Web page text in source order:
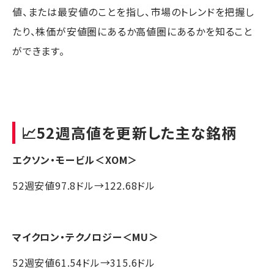
値、または最安値のことを指し、市場のトレンドを把握し
たり、株価が安値圏にあるか高値圏にあるかを知ること
ができます。
📈52週高値を更新した主な銘柄
エクソン・モービル＜XOM＞
52週安値97.8ドル→122.68ドル
マイクロン・テクノロジー＜MU＞
52週安値61.54ドル→315.6ドル